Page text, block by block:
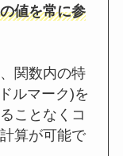
値を常に参
関数内の特
ルマーク)を
ことなくコ
算が可能で